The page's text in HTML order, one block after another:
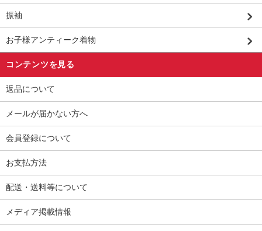
振袖
お子様アンティーク着物
コンテンツを見る
返品について
メールが届かない方へ
会員登録について
お支払方法
配送・送料等について
メディア掲載情報